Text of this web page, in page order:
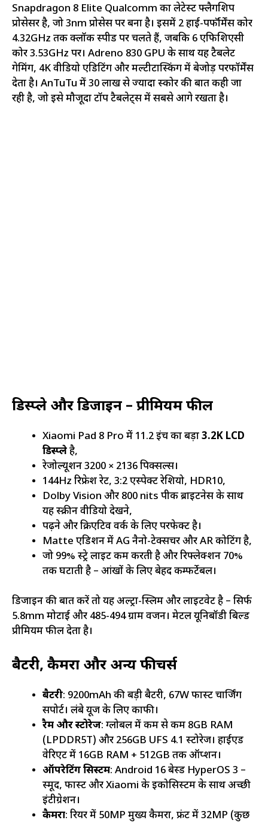
Snapdragon 8 Elite Qualcomm का लेटेस्ट फ्लैगशिप
प्रोसेसर है, जो 3nm प्रोसेस पर बना है। इसमें 2 हाई-पर्फॉर्मेंस कोर
4.32GHz तक क्लॉक स्पीड पर चलते हैं, जबकि 6 एफिशिएंसी
कोर 3.53GHz पर। Adreno 830 GPU के साथ यह टैबलेट
गेमिंग, 4K वीडियो एडिटिंग और मल्टीटास्किंग में बेजोड़ परफॉर्मेंस
देता है। AnTuTu में 30 लाख से ज्यादा स्कोर की बात कही जा
रही है, जो इसे मौजूदा टॉप टैबलेट्स में सबसे आगे रखता है।
डिस्प्ले और डिजाइन – प्रीमियम फील
Xiaomi Pad 8 Pro में 11.2 इंच का बड़ा3.2K LCD
डिस्प्लेहै,
रेजोल्यूशन 3200 × 2136 पिक्सल्स।
144Hz रिफ्रेश रेट, 3:2 एस्पेक्ट रेशियो, HDR10,
Dolby Vision और 800 nits पीक ब्राइटनेस के साथ
यह स्क्रीन वीडियो देखने,
पढ़ने और क्रिएटिव वर्क के लिए परफेक्ट है।
Matte एडिशन में AG नैनो-टेक्सचर और AR कोटिंग है,
जो 99% स्ट्रे लाइट कम करती है और रिफ्लेक्शन 70%
तक घटाती है – आंखों के लिए बेहद कम्फर्टेबल।
डिजाइन की बात करें तो यह अल्ट्रा-स्लिम और लाइटवेट है – सिर्फ
5.8mm मोटाई और 485-494 ग्राम वजन। मेटल यूनिबॉडी बिल्ड
प्रीमियम फील देता है।
बैटरी, कैमरा और अन्य फीचर्स
बैटरी: 9200mAh की बड़ी बैटरी, 67W फास्ट चार्जिंग
सपोर्ट। लंबे यूज के लिए काफी।
रैम और स्टोरेज: ग्लोबल में कम से कम 8GB RAM
(LPDDR5T) और 256GB UFS 4.1 स्टोरेज। हाईएंड
वेरिएंट में 16GB RAM + 512GB तक ऑप्शन।
ऑपरेटिंग सिस्टम: Android 16 बेस्ड HyperOS 3 –
स्मूद, फास्ट और Xiaomi के इकोसिस्टम के साथ अच्छी
इंटीग्रेशन।
कैमरा: रियर में 50MP मुख्य कैमरा, फ्रंट में 32MP (कुछ